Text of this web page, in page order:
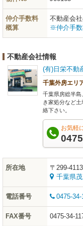
仲介手数料
概算
不動産会
※仲介手
不動産会社情報
(有)日栄不動
千葉外房エリ
千葉県房総半
き家処分など
絡下さい。
お気軽
所在地
〒299-4113
千葉県
電話番号 0475-34-
FAX番号 0475-34-